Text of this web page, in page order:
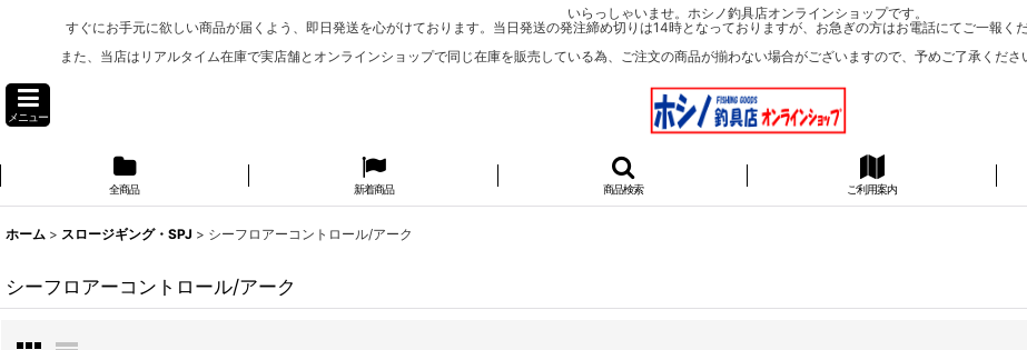
いらっしゃいませ。ホシノ釣具店オンラインショップです。
すぐにお手元に欲しい商品が届くよう、即日発送を心がけております。当日発送の発注締め切りは14時となっておりますが、お急ぎの方はお電話にてご一報く
また、当店はリアルタイム在庫で実店舗とオンラインショップで同じ在庫を販売している為、ご注文の商品が揃わない場合がございますので、予めご了承くだ
メニュー
全商品 新着商品 商品検索 ご利用案内
ホーム > スロージギング・SPJ > シーフロアーコントロール/アーク
シーフロアーコントロール/アーク